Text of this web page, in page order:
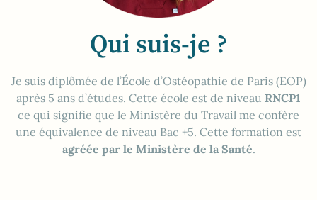
Qui suis-je ?
Je suis diplômée de l’École d’Ostéopathie de Paris (EOP)
après 5 ans d’études. Cette école est de niveau RNCP1
ce qui signifie que le Ministère du Travail me confère
une équivalence de niveau Bac +5. Cette formation est
agréée par le Ministère de la Santé.